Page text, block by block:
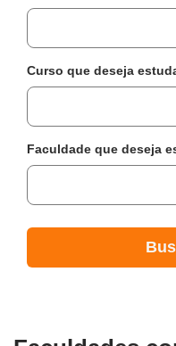
Curso que deseja
Faculdade que deseja